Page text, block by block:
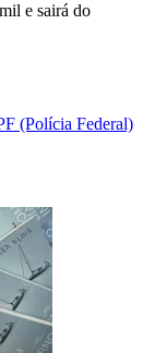
e sairá do
(Polícia Federal)